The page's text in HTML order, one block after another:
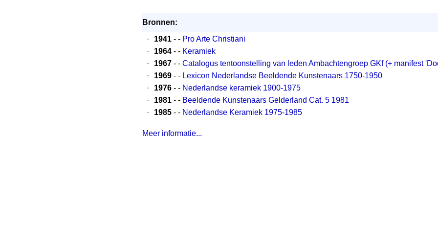
Bronnen:
·
1941 - - Pro Arte Christiani
·
1964 - - Keramiek
·
1967 - - Catalogus tentoonstelling van leden Ambachtengroep GKf (+ manifest
·
1969 - - Lexicon Nederlandse Beeldende Kunstenaars 1750-1950
·
1976 - - Nederlandse keramiek 1900-1975
·
1981 - - Beeldende Kunstenaars Gelderland Cat. 5 1981
·
1985 - - Nederlandse Keramiek 1975-1985
Meer informatie...